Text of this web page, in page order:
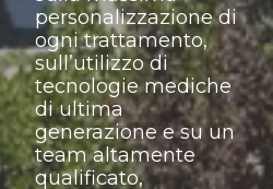
personalizzazione di
ogni trattamento,
sull’utilizzo di
tecnologie mediche
di ultima
generazione e su un
team altamente
qualificato,